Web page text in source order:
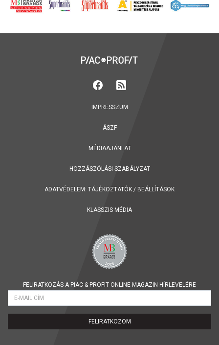
IMPRESSZUM
ÁSZF
MÉDIAAJÁNLAT
HOZZÁSZÓLÁSI SZABÁLYZAT
ADATVÉDELEM: TÁJÉKOZTATÓK / BEÁLLÍTÁSOK
KLASSZIS MÉDIA
FELIRATKOZÁS A PIAC & PROFIT ONLINE MAGAZIN HÍRLEVELÉRE
FELIRATKOZOM